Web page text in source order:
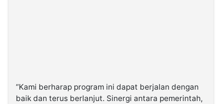
“Kami berharap program ini dapat berjalan dengan
baik dan terus berlanjut. Sinergi antara pemerintah,